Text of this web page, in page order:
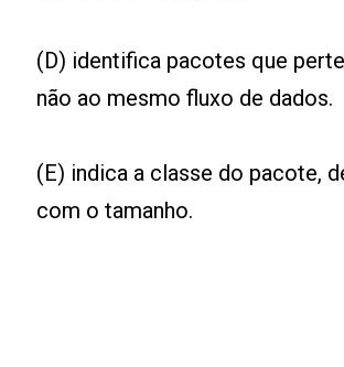
(D) identifica pacotes que
não ao mesmo fluxo de dados.
(E) indica a classe do pacote,
com o tamanho.